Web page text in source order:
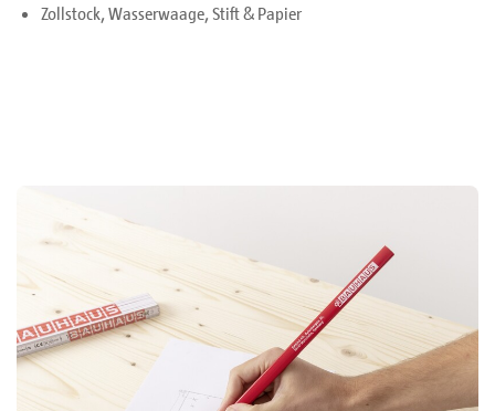
Zollstock, Wasserwaage, Stift & Papier